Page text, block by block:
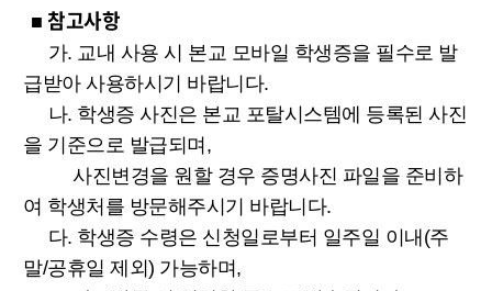
■참고사항
가. 교내 사용 시 본교 모바일 학생증을 필수로 발
급받아 사용하시기 바랍니다.
나. 학생증 사진은 본교 포탈시스템에 등록된 사진
을 기준으로 발급되며,
사진변경을 원할 경우 증명사진 파일을 준비하
여 학생처를 방문해주시기 바랍니다.
다. 학생증 수령은 신청일로부터 일주일 이내(주
말/공휴일 제외) 가능하며,